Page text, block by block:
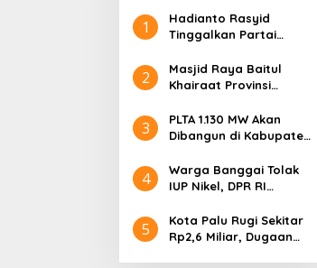
1
Hadianto Rasyid
Tinggalkan Partai
Tahun Mengabdi
2
Masjid Raya Baitul
Khairaat Provinsi
Rekor MURI, Ini
Keunikan Arsitekturnya
3
PLTA 1.130 MW Akan
Dibangun di Kabupaten
Evergreen Industri
Audiensi dengan
4
Warga Banggai Tolak
IUP Nikel, DPR RI
5
Kota Palu Rugi Sekitar
Rp2,6 Miliar, Dugaan